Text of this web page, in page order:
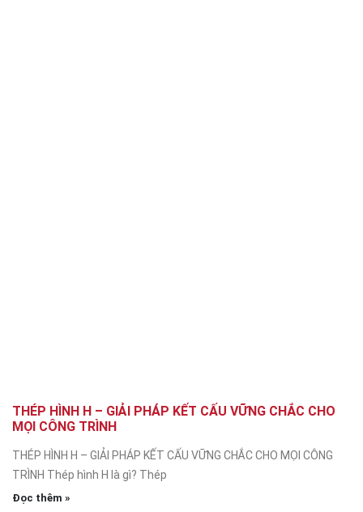
THÉP HÌNH H – GIẢI PHÁP KẾT CẤU VỮNG CHẮC CHO
MỌI CÔNG TRÌNH
THÉP HÌNH H – GIẢI PHÁP KẾT CẤU VỮNG CHẮC CHO MỌI CÔNG
TRÌNH Thép hình H là gì? Thép
Đọc thêm »